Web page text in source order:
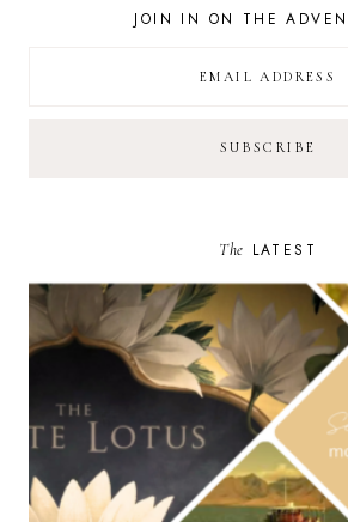
JOIN IN ON THE
The LATEST